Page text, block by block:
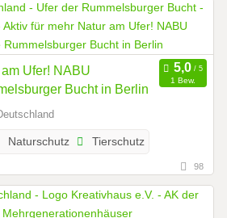
Ufer! NABU
Bucht in Berlin
1 Bew.
Naturschutz Tierschutz
98